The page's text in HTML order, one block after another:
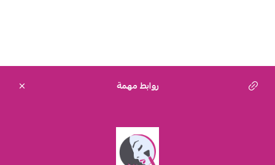
روابط مهمة